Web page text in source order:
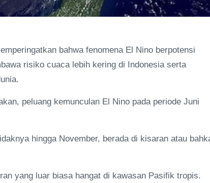
bahwa fenomena El Nino berpotensi
risiko cuaca lebih kering di Indonesia serta
peluang kemunculan El Nino pada periode Juni
hingga November, berada di kisaran atau
yang luar biasa hangat di kawasan Pasifik tropis.